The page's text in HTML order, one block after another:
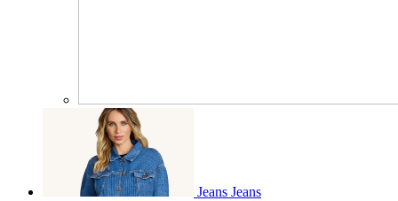
Jeans Jeans